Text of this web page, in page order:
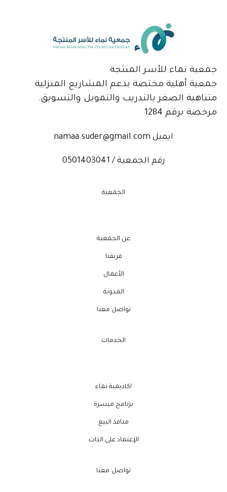
جمعية نماء للأسر المنتجة
جمعية أهلية مختصة بدعم المشاريع المنزلية
متناهية الصغر بالتدريب والتمويل والتسويق.
مرخصة برقم 1284
ايميل namaa.suder@gmail.com
رقم الجمعية / 0501403041
الجمعية
عن الجمعية
فريقنا
الأعمال
المدونة
تواصل معنا
الخدمات
اكاديمية نماء
برنامج ميسرة
منافذ البيع
الإعتماد على الذات
تواصل معنا